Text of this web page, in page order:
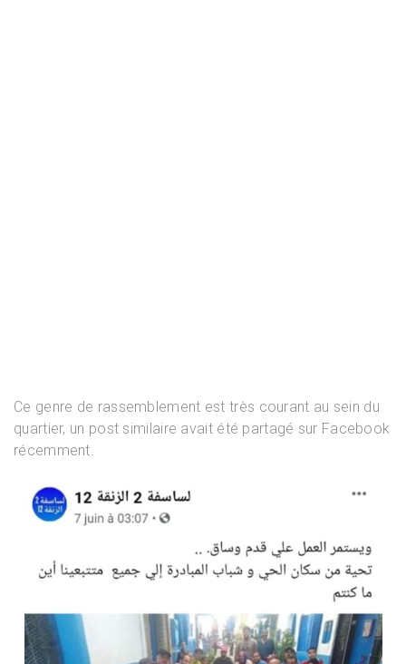
Ce genre de rassemblement est très courant au sein du
quartier, un post similaire avait été partagé sur Facebook
récemment.